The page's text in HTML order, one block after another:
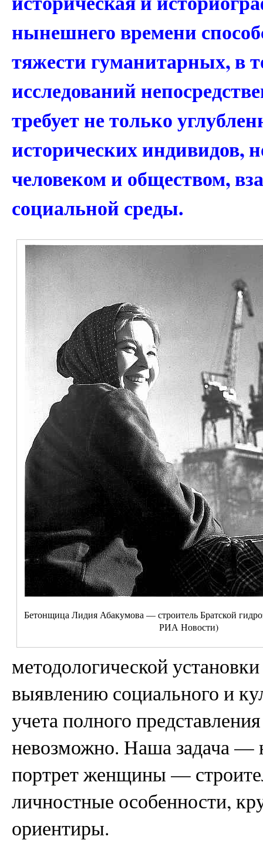
нынешнего времени
тяжести гуманитарных, в
исследований
требует не только
исторических индивидов,
человеком и обществом,
социальной среды.
Бетонщица Лидия Абакумова — строитель Братской
РИА Новости)
методологической
выявлению социального и
учета полного
невозможно. Наша задача —
портрет женщины —
личностные особенности,
ориентиры.